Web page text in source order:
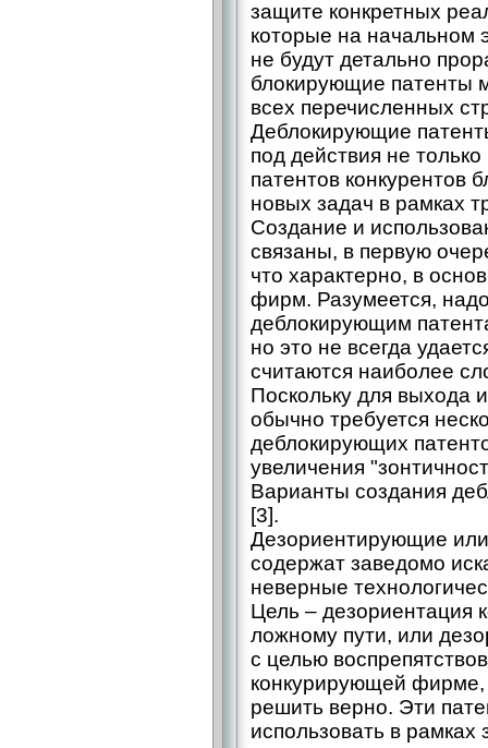
защите конкретных
которые на начальном
не будут детально
блокирующие патенты
всех перечисленных
Деблокирующие
под действия не
патентов конкурентов
новых задач в рамках
Создание и
связаны, в первую
что характерно, в
фирм. Разумеется,
деблокирующим
но это не всегда
считаются наиболее
Поскольку для выхода
обычно требуется
деблокирующих
увеличения
Варианты создания
[3].
Дезориентирующие
содержат заведомо
неверные
Цель – дезориентация
ложному пути, или
с целью
конкурирующей фирме,
решить верно. Эти
использовать в рамках